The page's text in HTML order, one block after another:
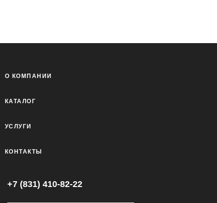
О КОМПАНИИ
КАТАЛОГ
УСЛУГИ
КОНТАКТЫ
+7 (831) 410-82-22